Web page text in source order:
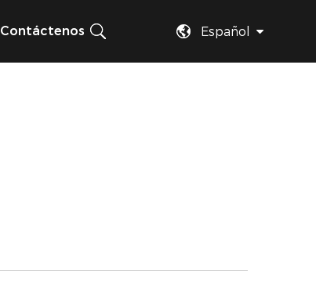
Contáctenos Español